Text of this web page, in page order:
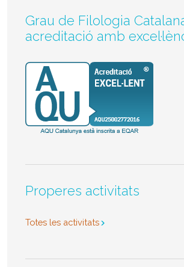
Grau de Filologia
acreditació amb
Properes activitats
Totes les activitats